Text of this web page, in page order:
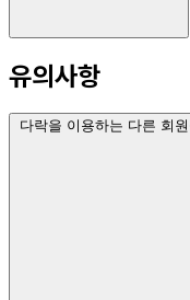
유의사항
다락을 이용하는 다른 회